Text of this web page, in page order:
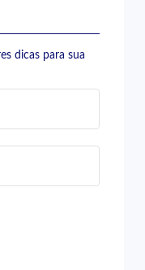
dicas para sua